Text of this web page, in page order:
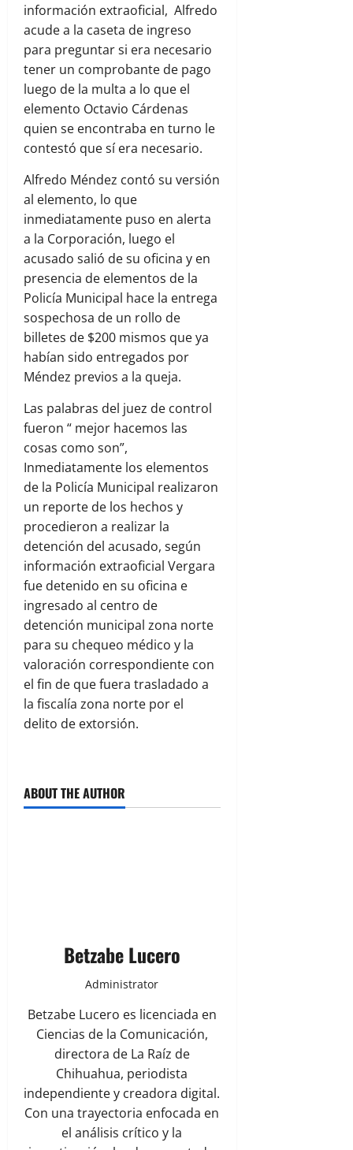
información extraoficial, Alfredo
acude a la caseta de ingreso
para preguntar si era necesario
tener un comprobante de pago
luego de la multa a lo que el
elemento Octavio Cárdenas
quien se encontraba en turno le
contestó que sí era necesario.
Alfredo Méndez contó su versión
al elemento, lo que
inmediatamente puso en alerta
a la Corporación, luego el
acusado salió de su oficina y en
presencia de elementos de la
Policía Municipal hace la entrega
sospechosa de un rollo de
billetes de $200 mismos que ya
habían sido entregados por
Méndez previos a la queja.
Las palabras del juez de control
fueron “ mejor hacemos las
cosas como son”,
Inmediatamente los elementos
de la Policía Municipal realizaron
un reporte de los hechos y
procedieron a realizar la
detención del acusado, según
información extraoficial Vergara
fue detenido en su oficina e
ingresado al centro de
detención municipal zona norte
para su chequeo médico y la
valoración correspondiente con
el fin de que fuera trasladado a
la fiscalía zona norte por el
delito de extorsión.
ABOUT THE AUTHOR
Betzabe Lucero
Administrator
Betzabe Lucero es licenciada en
Ciencias de la Comunicación,
directora de La Raíz de
Chihuahua, periodista
independiente y creadora digital.
Con una trayectoria enfocada en
el análisis crítico y la